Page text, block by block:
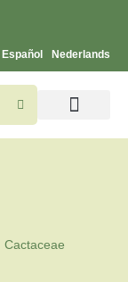
Español Nederlands
Cactaceae